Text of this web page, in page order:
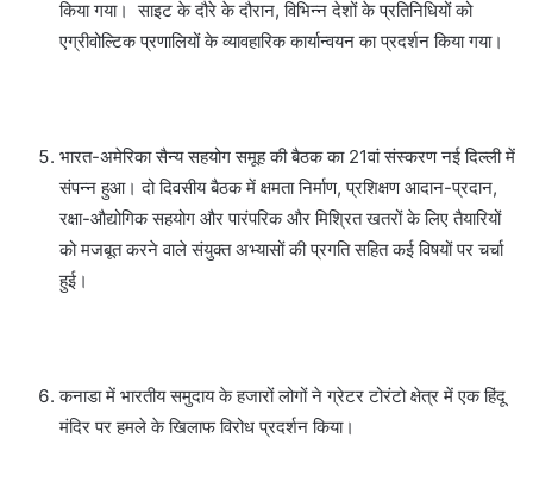
किया गया। साइट के दौरे के दौरान, विभिन्न देशों के प्रतिनिधियों को
एग्रीवोल्टिक प्रणालियों के व्यावहारिक कार्यान्वयन का प्रदर्शन किया गया।
भारत-अमेरिका सैन्य सहयोग समूह की बैठक का 21वां संस्करण नई दिल्ली में
संपन्न हुआ। दो दिवसीय बैठक में क्षमता निर्माण, प्रशिक्षण आदान-प्रदान,
रक्षा-औद्योगिक सहयोग और पारंपरिक और मिश्रित खतरों के लिए तैयारियों
को मजबूत करने वाले संयुक्त अभ्यासों की प्रगति सहित कई विषयों पर चर्चा
हुई।
कनाडा में भारतीय समुदाय के हजारों लोगों ने ग्रेटर टोरंटो क्षेत्र में एक हिंदू
मंदिर पर हमले के खिलाफ विरोध प्रदर्शन किया।